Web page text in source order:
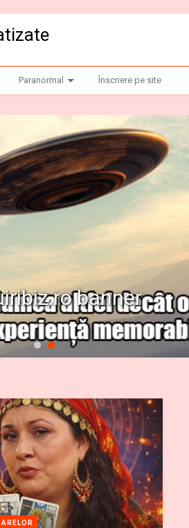
Paranormal Înscriere pe site